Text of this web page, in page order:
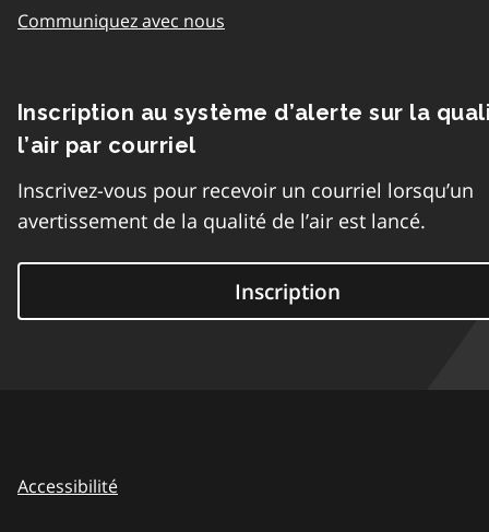
Communiquez avec nous
Inscription au système d’alerte sur la
l’air par courriel
Inscrivez-vous pour recevoir un courriel lorsqu’un
avertissement de la qualité de l’air est lancé.
Inscription
Accessibilité